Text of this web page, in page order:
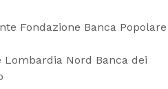
Fondazione Banca Popolare
Lombardia Nord Banca dei